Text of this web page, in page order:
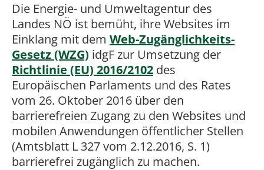
Die Energie- und Umweltagentur des
Landes NÖ ist bemüht, ihre Websites im
Einklang mit dem Web-Zugänglichkeits-
Gesetz (WZG) idgF zur Umsetzung der
Richtlinie (EU) 2016/2102 des
Europäischen Parlaments und des Rates
vom 26. Oktober 2016 über den
barrierefreien Zugang zu den Websites und
mobilen Anwendungen öffentlicher Stellen
(Amtsblatt L 327 vom 2.12.2016, S. 1)
barrierefrei zugänglich zu machen.